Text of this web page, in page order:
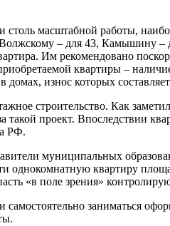
масштабной работы,
– для 43, Камышину
Им рекомендовано
квартиры –
износ которых
строительство. Как заметил
такой проект.
РФ.
муниципальных
однокомнатную квартиру
«в поле зрения»
самостоятельно заниматься